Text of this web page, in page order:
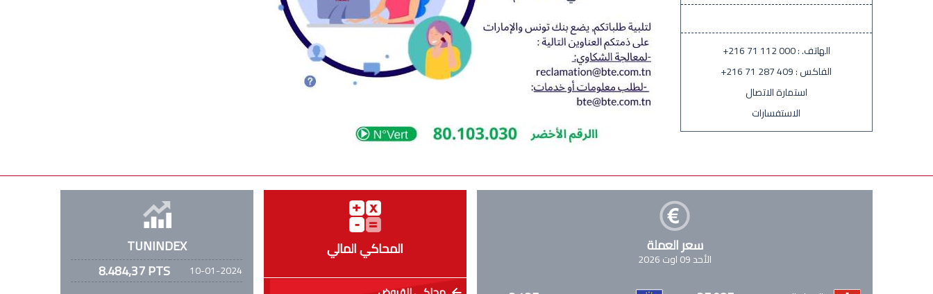
الهاتف. :+216 71 112 000
الفاكس :+216 71 287 409
استمارة الاتصال
الاستفسارات
سعر العملة
الأحد 09 اوت 2026 المحاكي المالي TUNINDEX
10-01-2024
8.484,37 PTS